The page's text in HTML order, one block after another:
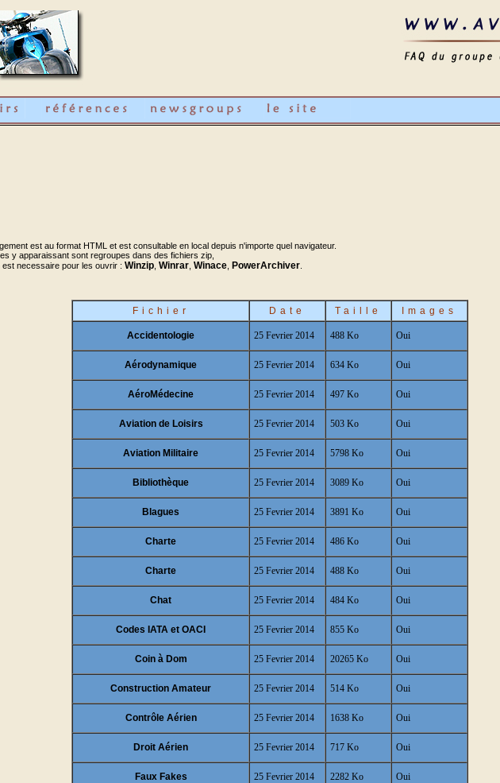
est au format HTML et est consultable en local depuis n'importe quel navigateur.
y apparaissant sont regroupes dans des fichiers zip,
necessaire pour les ouvrir : Winzip, Winrar, Winace, PowerArchiver.
Fichier Date Taille Images
Accidentologie 25 Fevrier 2014 488 Ko Oui
Aérodynamique 25 Fevrier 2014 634 Ko Oui
AéroMédecine 25 Fevrier 2014 497 Ko Oui
Aviation de Loisirs 25 Fevrier 2014 503 Ko Oui
Aviation Militaire 25 Fevrier 2014 5798 Ko Oui
Bibliothèque 25 Fevrier 2014 3089 Ko Oui
Blagues 25 Fevrier 2014 3891 Ko Oui
Charte 25 Fevrier 2014 486 Ko Oui
Charte 25 Fevrier 2014 488 Ko Oui
Chat 25 Fevrier 2014 484 Ko Oui
Codes IATA et OACI 25 Fevrier 2014 855 Ko Oui
Coin à Dom 25 Fevrier 2014 20265 Ko Oui
Construction Amateur 25 Fevrier 2014 514 Ko Oui
Contrôle Aérien 25 Fevrier 2014 1638 Ko Oui
Droit Aérien 25 Fevrier 2014 717 Ko Oui
Faux Fakes 25 Fevrier 2014 2282 Ko Oui